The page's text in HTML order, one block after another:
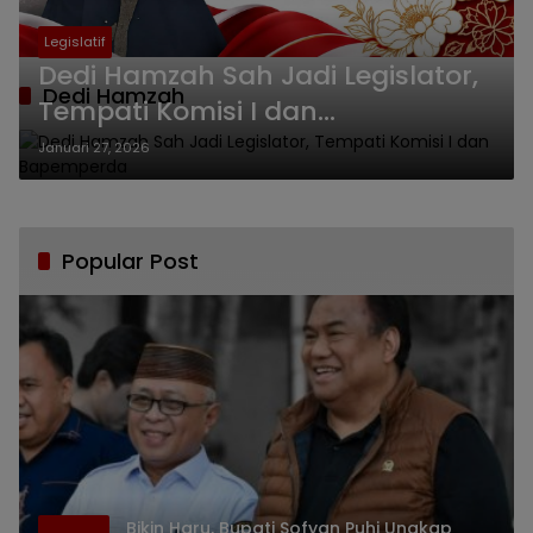
Dedi Hamzah
Legislatif
Dedi Hamzah Sah Jadi Legislator,
Tempati Komisi I dan
Bapemperda
Januari 27, 2026
Popular Post